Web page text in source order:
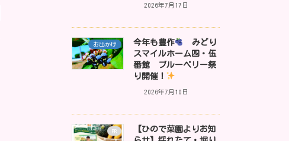
2026年7月17日
お出かけ 今年も豊作
みどり
スマイルホーム四・伍
番館 ブルーベリー祭
り開催！
2026年7月10日
PR
【ひので菜園よりお知